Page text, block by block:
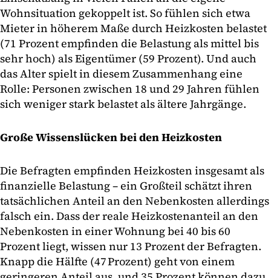
Wohnsituation gekoppelt ist. So fühlen sich etwa
Mieter in höherem Maße durch Heizkosten belastet
(71 Prozent empfinden die Belastung als mittel bis
sehr hoch) als Eigentümer (59 Prozent). Und auch
das Alter spielt in diesem Zusammenhang eine
Rolle: Personen zwischen 18 und 29 Jahren fühlen
sich weniger stark belastet als ältere Jahrgänge.
Große Wissenslücken bei den Heizkosten
Die Befragten empfinden Heizkosten insgesamt als
finanzielle Belastung – ein Großteil schätzt ihren
tatsächlichen Anteil an den Nebenkosten allerdings
falsch ein. Dass der reale Heizkostenanteil an den
Nebenkosten in einer Wohnung bei 40 bis 60
Prozent liegt, wissen nur 13 Prozent der Befragten.
Knapp die Hälfte (47 Prozent) geht von einem